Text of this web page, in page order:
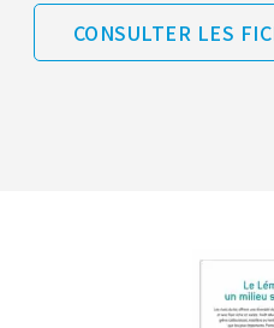
CONSULTER LES